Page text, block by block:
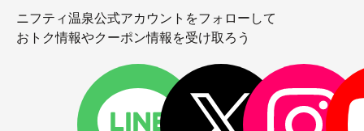
ニフティ温泉公式アカウントをフォローして
おトク情報やクーポン情報を受け取ろう